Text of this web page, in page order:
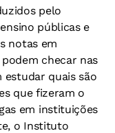
pelo
públicas e
notas em
checar nas
quais são
que fizeram o
em instituições
o Instituto